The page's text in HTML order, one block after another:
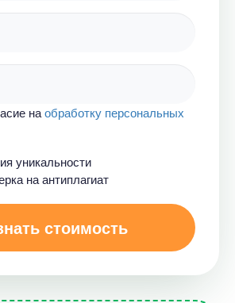
наобработку персональных
уникальности
на антиплагиат
стоимость